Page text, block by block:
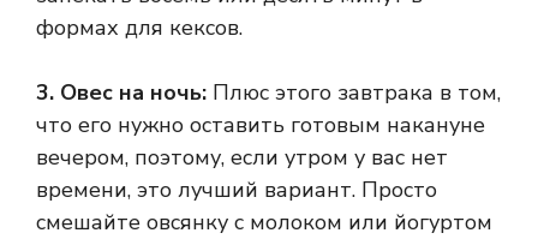
формах для кексов.
3. Овес на ночь: Плюс этого завтрака в том,
что его нужно оставить готовым накануне
вечером, поэтому, если утром у вас нет
времени, это лучший вариант. Просто
смешайте овсянку с молоком или йогуртом